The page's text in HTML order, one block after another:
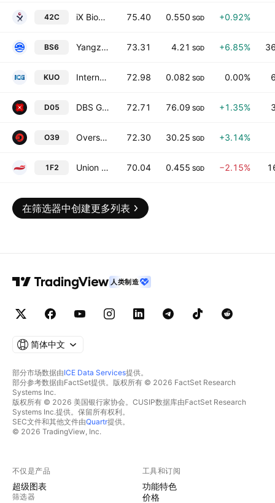
42C iX Biopharma Ltd. 75.40 0.550 SGD +0.92%
BS6 Yangzijiang Shipbuilding (Holdings) Ltd. 73.31 4.21 SGD +6.85%
KUO International Cement Group Ltd. 72.98 0.082 SGD 0.00%
D05 DBS Group Holdings Ltd 72.71 76.09 SGD +1.35%
O39 Oversea-Chinese Banking Corporation Limited 72.30 30.25 SGD +3.14%
1F2 Union Gas Holdings Ltd. 70.04 0.455 SGD −2.15%
在筛选器中创建更多列表
人类制造
简体中文
部分市场数据由ICE Data Services提供。
部分参考数据由FactSet提供。版权所有 © 2026 FactSet Research
Systems Inc.
版权所有 © 2026 美国银行家协会。CUSIP数据库由FactSet Research
Systems Inc.提供。保留所有权利。
SEC文件和其他文件由Quartr提供。
© 2026 TradingView, Inc.
不仅是产品
超级图表
筛选器
工具和订阅
功能特色
价格